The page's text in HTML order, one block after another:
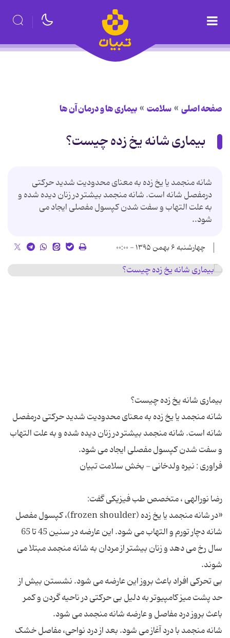
صفحه اصلی سلامت بیماری ها و درمان آن ها
بیماری شانه یخ زده چیست؟
شانه منجمد یا یخ زده به معنای محدودیت شدید حرکتی
درمفصل شانه است. شانه منجمد بیشتر در زنان دیده شده و
به علت التهاب و سفت شدن کپسول مفصلی ایجاد می
شود..
چهارشنبه ۶ بهمن ۱۳۹۵ - ۰۰:۰۰
شانه منجمد یا یخ زده به معنای محدودیت شدید حرکتی درمفصل
شانه است. شانه منجمد بیشتر در زنان دیده شده و به علت التهاب
«در شانه منجمد یا یخ زده (frozen shoulder)، کپسول مفصل
شانه دچار تورم و التهاب می شود. این عارضه در سنین 45 تا 65
سال رخ می دهد و زنان بیشتر از مردان به شانه منجمد مبتلا می
بی تحرکی افراد باعث بروز این عارضه می شود. نشستن بیش از
حد پشت میز کامپیوتر به دلیل بی حرکتی در ناحیه گردن و کمر
شانه منجمد با درد آغاز می شود. بعد از درد نواحی، مفاصل خشک